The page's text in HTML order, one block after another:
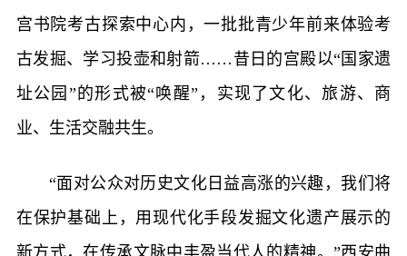
宫书院考古探索中心内，一批批青少年前来体验考
古发掘、学习投壶和射箭……昔日的宫殿以“国家遗
址公园”的形式被“唤醒”，实现了文化、旅游、商
业、生活交融共生。
“面对公众对历史文化日益高涨的兴趣，我们将
在保护基础上，用现代化手段发掘文化遗产展示的
新方式，在传承文脉中丰盈当代人的精神。”西安曲